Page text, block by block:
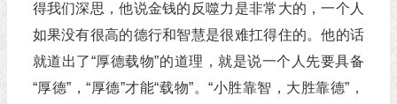
得我们深思，他说金钱的反噬力是非常大的，一个人
如果没有很高的德行和智慧是很难扛得住的。他的话
就道出了“厚德载物”的道理，就是说一个人先要具备
“厚德”，“厚德”才能“载物”。“小胜靠智，大胜靠德”，